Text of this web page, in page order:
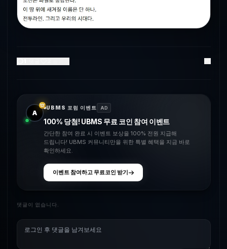
A
UBMS 포럼 이벤트 AD
100% 당첨! UBMS 무료 코인 참여 이벤트
간단한 참여 완료 시 이벤트 보상을 100% 전원 지급해
드립니다! UBMS 커뮤니티만을 위한 특별 혜택을 지금 바로
확인하세요.
이벤트 참여하고 무료코인 받기
댓글이 없습니다.